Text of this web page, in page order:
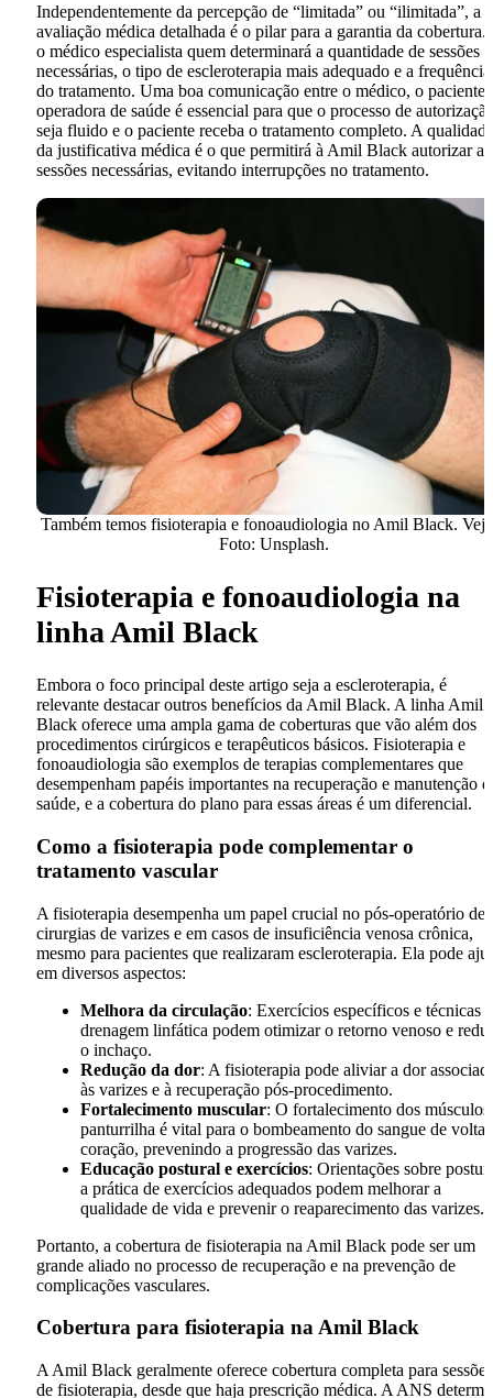
Independentemente da percepção de “limitada” ou “ilimitada”, a
avaliação médica detalhada é o pilar para a garantia da cobertura.
o médico especialista quem determinará a quantidade de sessões
necessárias, o tipo de escleroterapia mais adequado e a frequência
do tratamento. Uma boa comunicação entre o médico, o paciente
operadora de saúde é essencial para que o processo de
seja fluido e o paciente receba o tratamento completo. A qualidade
da justificativa médica é o que permitirá à Amil Black autorizar as
sessões necessárias, evitando interrupções no tratamento.
Também temos fisioterapia e fonoaudiologia no Amil Black.
Foto: Unsplash.
Fisioterapia e fonoaudiologia na
linha Amil Black
Embora o foco principal deste artigo seja a escleroterapia, é
relevante destacar outros benefícios da Amil Black. A linha Amil
Black oferece uma ampla gama de coberturas que vão além dos
procedimentos cirúrgicos e terapêuticos básicos. Fisioterapia e
fonoaudiologia são exemplos de terapias complementares que
desempenham papéis importantes na recuperação e manutenção
saúde, e a cobertura do plano para essas áreas é um diferencial.
Como a fisioterapia pode complementar o
tratamento vascular
A fisioterapia desempenha um papel crucial no pós-operatório de
cirurgias de varizes e em casos de insuficiência venosa crônica,
mesmo para pacientes que realizaram escleroterapia. Ela pode
em diversos aspectos:
Melhora da circulação: Exercícios específicos e técnicas
drenagem linfática podem otimizar o retorno venoso e
o inchaço.
Redução da dor: A fisioterapia pode aliviar a dor
às varizes e à recuperação pós-procedimento.
Fortalecimento muscular: O fortalecimento dos músculos
panturrilha é vital para o bombeamento do sangue de volta
coração, prevenindo a progressão das varizes.
Educação postural e exercícios: Orientações sobre
a prática de exercícios adequados podem melhorar a
qualidade de vida e prevenir o reaparecimento das varizes.
Portanto, a cobertura de fisioterapia na Amil Black pode ser um
grande aliado no processo de recuperação e na prevenção de
complicações vasculares.
Cobertura para fisioterapia na Amil Black
A Amil Black geralmente oferece cobertura completa para sessões
de fisioterapia, desde que haja prescrição médica. A ANS